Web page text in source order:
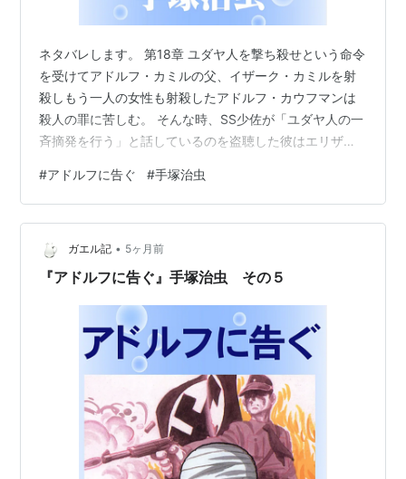
ネタバレします。 第18章 ユダヤ人を撃ち殺せという命令
を受けてアドルフ・カミルの父、イザーク・カミルを射
殺しもう一人の女性も射殺したアドルフ・カウフマンは
殺人の罪に苦しむ。 そんな時、SS少佐が「ユダヤ人の一
斉摘発を行う」と話しているのを盗聴した彼はエリザの
た。 だがエリザの父親はコネがあって絶対に自分の家族
は摘発されないと信じ切ってカウフマンの助言を聞き入
れなかった。 やむなくカウフマンは外出中のエリザの帰
りを待つ。 ひとり外出していたエリザは途中でナチスの
取り締まりを受ける女性と遭遇し彼女自身も暴行を受け
#アドルフに告ぐ #手塚治虫
ガエル記 • 5ヶ月前
『アドルフに告ぐ』手塚治虫 その５